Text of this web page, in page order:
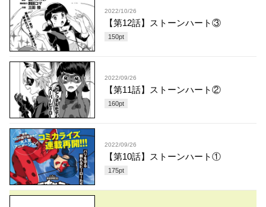
2022/10/26
【第12話】ストーンハート③
150pt
2022/09/26
【第11話】ストーンハート②
160pt
2022/09/26
【第10話】ストーンハート①
175pt